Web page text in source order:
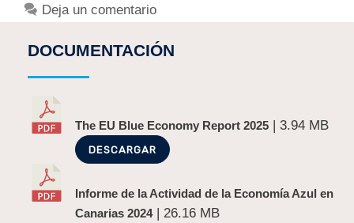
Deja un comentario
DOCUMENTACIÓN
The EU Blue Economy Report 2025 | 3.94 MB
DESCARGAR
Informe de la Actividad de la Economía Azul en
Canarias 2024| 26.16 MB